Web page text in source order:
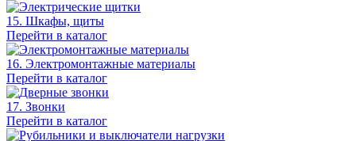
15. Шкафы, щиты
Перейти в каталог
16. Электромонтажные материалы
Перейти в каталог
17. Звонки
Перейти в каталог